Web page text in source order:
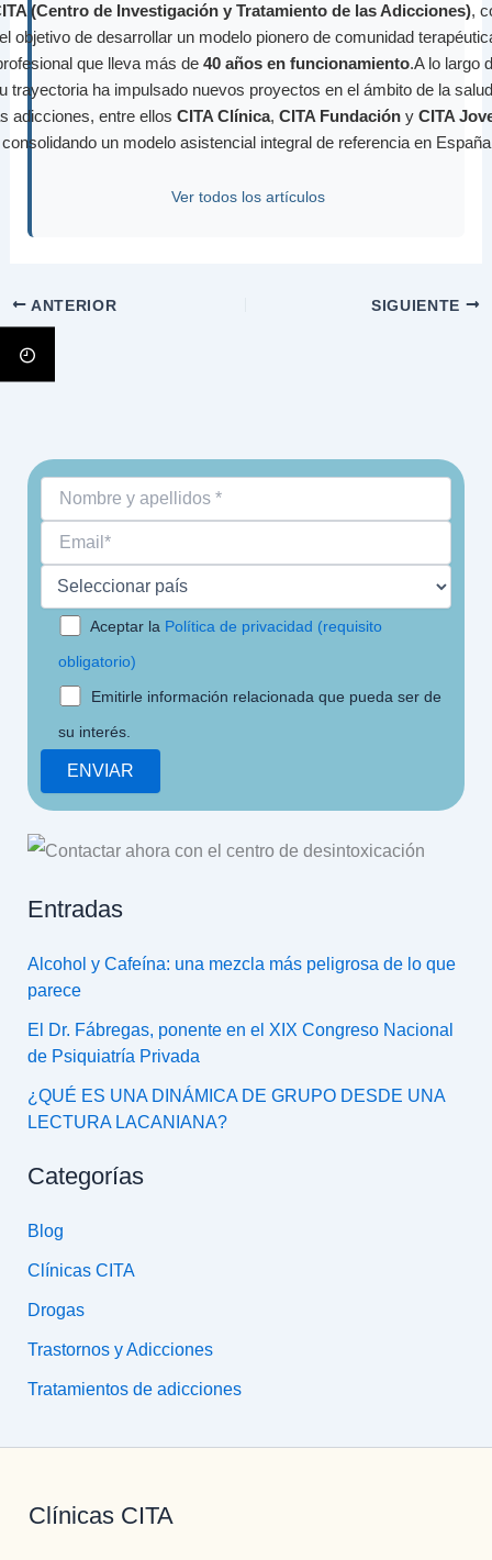
(Centro de Investigación y Tratamiento de las Adicciones),
el objetivo de desarrollar un modelo pionero de comunidad
que lleva más de 40 años en funcionamiento.A lo largo
trayectoria ha impulsado nuevos proyectos en el ámbito de la
adicciones, entre ellos CITA Clínica, CITA Fundación y CITA
consolidando un modelo asistencial integral de referencia en
Ver todos los artículos
ANTERIOR SIGUIENTE
Aceptar la Política de privacidad (requisito
obligatorio)
Emitirle información relacionada que pueda ser de
su interés.
Entradas
Alcohol y Cafeína: una mezcla más peligrosa de lo que
parece
El Dr. Fábregas, ponente en el XIX Congreso Nacional
de Psiquiatría Privada
¿QUÉ ES UNA DINÁMICA DE GRUPO DESDE UNA
LECTURA LACANIANA?
Categorías
Blog
Clínicas CITA
Drogas
Trastornos y Adicciones
Tratamientos de adicciones
Clínicas CITA